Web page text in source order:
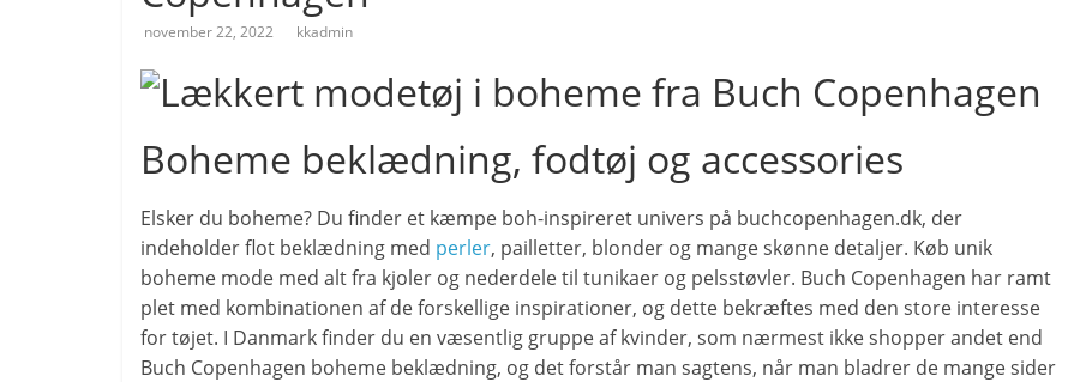
november 22, 2022 kkadmin
Boheme beklædning, fodtøj og accessories
Elsker du boheme? Du finder et kæmpe boh-inspireret univers på buchcopenhagen.dk, der
indeholder flot beklædning med perler, pailletter, blonder og mange skønne detaljer. Køb unik
boheme mode med alt fra kjoler og nederdele til tunikaer og pelsstøvler. Buch Copenhagen har ramt
plet med kombinationen af de forskellige inspirationer, og dette bekræftes med den store interesse
for tøjet. I Danmark finder du en væsentlig gruppe af kvinder, som nærmest ikke shopper andet end
Buch Copenhagen boheme beklædning, og det forstår man sagtens, når man bladrer de mange sider